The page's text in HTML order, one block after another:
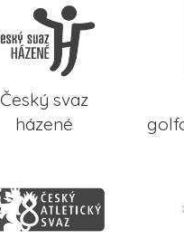
Český svaz
házené